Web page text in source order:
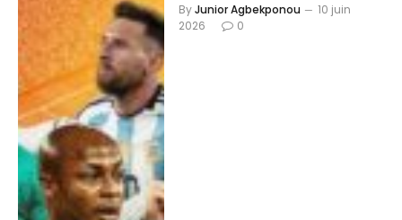
ByJunior Agbekponou
10 juin
2026
0